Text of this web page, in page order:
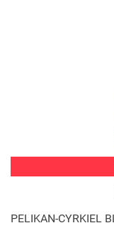
PELIKAN-CYRKIEL